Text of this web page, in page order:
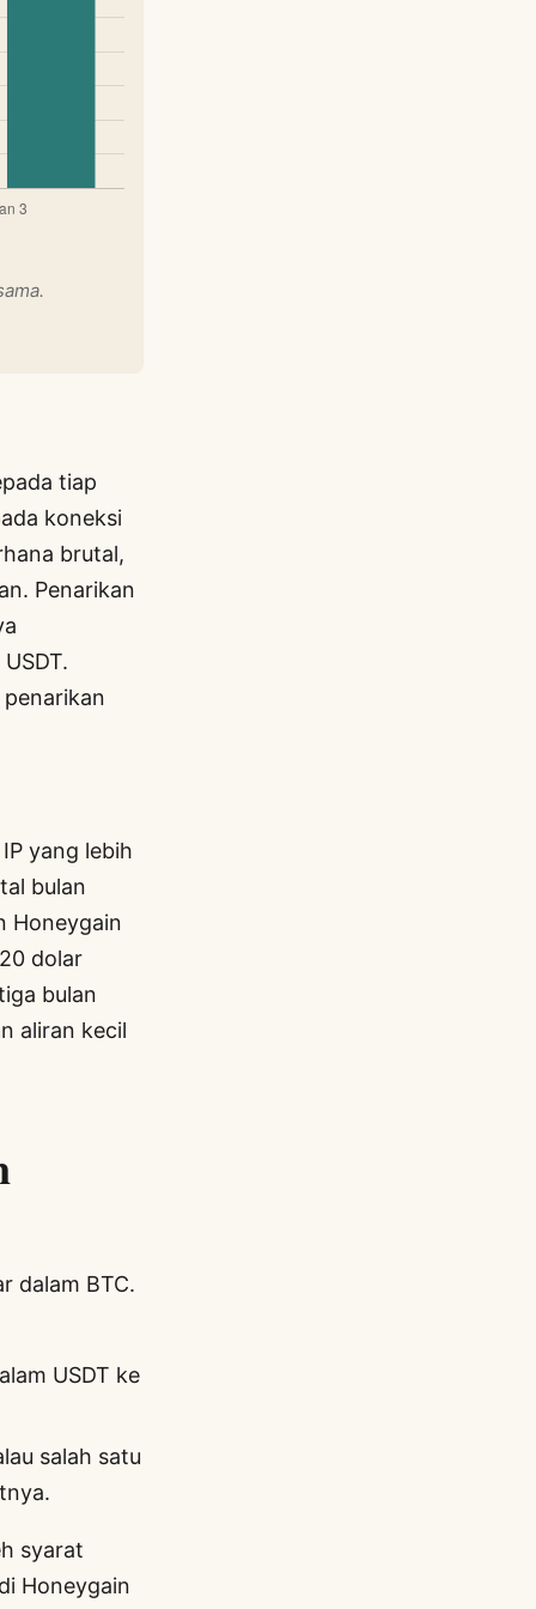
tiap
koneksi
brutal,
Penarikan
yang lebih
bulan
Honeygain
dolar
bulan
aliran kecil
dalam BTC.
USDT ke
salah satu
syarat
Honeygain